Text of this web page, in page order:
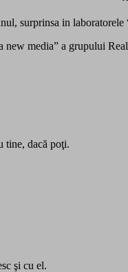
surprinsa in laboratorele
media” a grupului
tine, dacă poţi.
şi cu el.